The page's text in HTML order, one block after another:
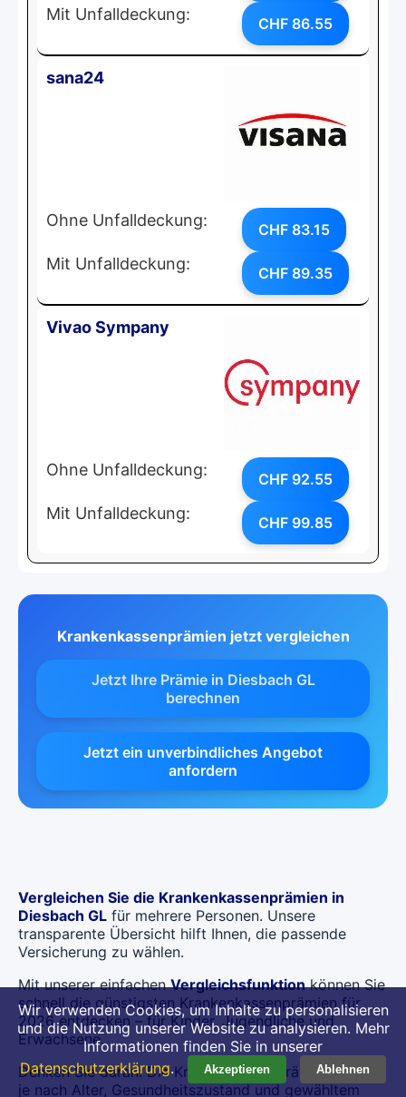
Mit Unfalldeckung: CHF 86.55
sana24
Ohne Unfalldeckung: CHF 83.15
Mit Unfalldeckung: CHF 89.35
Vivao Sympany
Ohne Unfalldeckung: CHF 92.55
Mit Unfalldeckung: CHF 99.85
Krankenkassenprämien jetzt vergleichen
Jetzt Ihre Prämie in Diesbach GL
berechnen
Jetzt ein unverbindliches Angebot
anfordern
Vergleichen Sie die Krankenkassenprämien in
Diesbach GL für mehrere Personen. Unsere
transparente Übersicht hilft Ihnen, die passende
Versicherung zu wählen.
Mit unserer einfachenVergleichsfunktionkönnen Sie
schnell die günstigsten Krankenkassenprämien für
2026 entdecken – für Kinder, Jugendliche und
Erwachsene.
Denken Sie daran: Die Krankenkassenprämien können
je nach Alter, Gesundheitszustand und gewähltem
Wir verwenden Cookies, um Inhalte zu personalisieren
und die Nutzung unserer Website zu analysieren. Mehr
Informationen finden Sie in unserer
Datenschutzerklärung. Akzeptieren Ablehnen